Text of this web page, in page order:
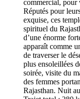
commercial, pour
Réputés pour
exquise, ces
spirituel du
d’une énorme
apparaît comme
de traverser le
plus ensoleillées
soirée, visite du
des femmes
Rajasthan. Nuit